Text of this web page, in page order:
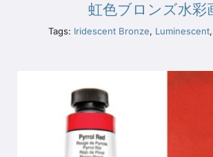
虹色ブロンズ水彩
Tags: Iridescent Bronze, Luminescent,